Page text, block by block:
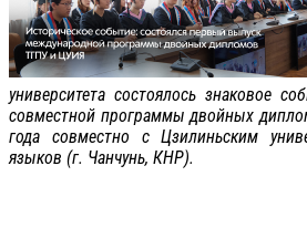
университета состоялось знаковое
совместной программы двойных
года совместно с Цзилиньским
языков (г. Чанчунь, КНР).